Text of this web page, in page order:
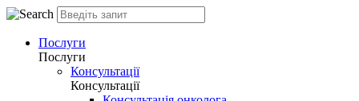
Послуги
Послуги
Консультації
Консультації